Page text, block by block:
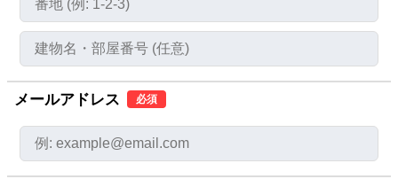
メールアドレス 必須